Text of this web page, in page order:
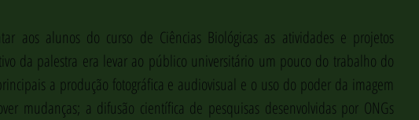
aos alunos do curso de Ciências Biológicas as atividades e projetos
da palestra era levar ao público universitário um pouco do trabalho do
a produção fotográfica e audiovisual e o uso do poder da imagem
mudanças; a difusão científica de pesquisas desenvolvidas por ONGs